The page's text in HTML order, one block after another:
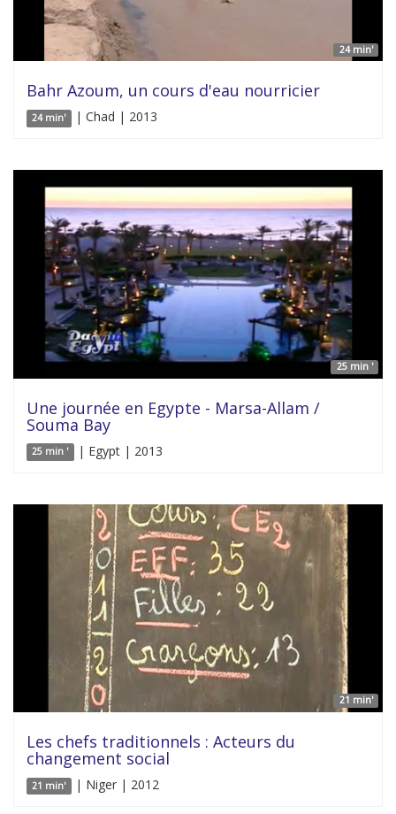
24 min'
Bahr Azoum, un cours d'eau nourricier
24 min' | Chad | 2013
25 min '
Une journée en Egypte - Marsa-Allam /
Souma Bay
25 min ' | Egypt | 2013
21 min'
Les chefs traditionnels : Acteurs du
changement social
21 min' | Niger | 2012